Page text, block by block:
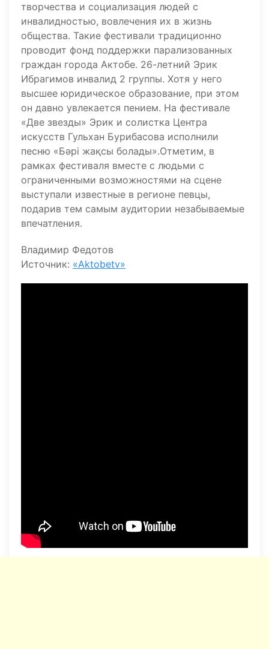
творчества и социализация людей с
инвалидностью, вовлечения их в жизнь
общества. Такие фестивали традиционно
проводит фонд поддержки парализованных
граждан города Актобе. 26-летний Эрик
Ибрагимов инвалид 2 группы. Хотя у него
высшее юридическое образование, при этом
он давно увлекается пением. На фестивале
«Две звезды» Эрик и солистка Центра
искусств Гульхан Бурибасова исполнили
песню «Бәрі жақсы болады».Отметим, в
рамках фестиваля вместе с людьми с
ограниченными возможностями на сцене
выступали известные в регионе певцы,
подарив тем самым аудитории незабываемые
впечатления.
Владимир Федотов
Источник: «Aktobetv»